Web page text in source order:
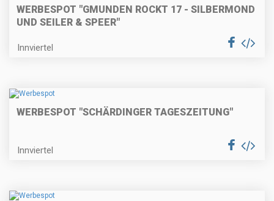
WERBESPOT "GMUNDEN ROCKT 17 - SILBERMOND
UND SEILER & SPEER"
Innviertel
WERBESPOT "SCHÄRDINGER TAGESZEITUNG"
Innviertel